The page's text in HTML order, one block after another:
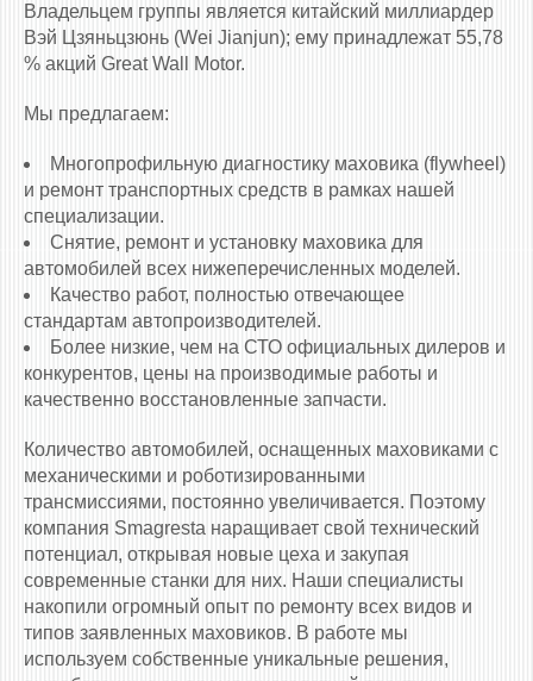
Владельцем группы является китайский миллиардер
Вэй Цзяньцзюнь (Wei Jianjun); ему принадлежат 55,78
% акций Great Wall Motor.
Мы предлагаем:
Многопрофильную диагностику маховика (flywheel)
и ремонт транспортных средств в рамках нашей
специализации.
Снятие, ремонт и установку маховика для
автомобилей всех нижеперечисленных моделей.
Качество работ, полностью отвечающее
стандартам автопроизводителей.
Более низкие, чем на СТО официальных дилеров и
конкурентов, цены на производимые работы и
качественно восстановленные запчасти.
Количество автомобилей, оснащенных маховиками c
механическими и роботизированными
трансмиссиями, постоянно увеличивается. Поэтому
компания Smagresta наращивает свой технический
потенциал, открывая новые цеха и закупая
современные станки для них. Наши специалисты
накопили огромный опыт по ремонту всех видов и
типов заявленных маховиков. В работе мы
используем собственные уникальные решения,